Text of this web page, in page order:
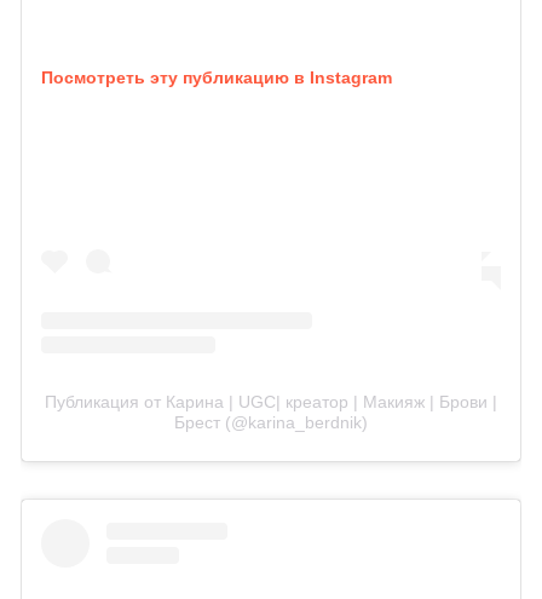
Посмотреть эту публикацию в Instagram
Публикация от Карина | UGC| креатор | Макияж | Брови |
Брест (@karina_berdnik)